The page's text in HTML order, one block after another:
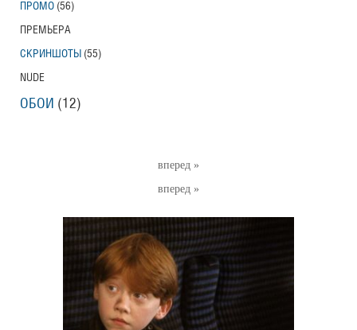
вперед »
вперед »
ПРОМО (56)
ПРЕМЬЕРА
СКРИНШОТЫ (55)
NUDE
ОБОИ (12)